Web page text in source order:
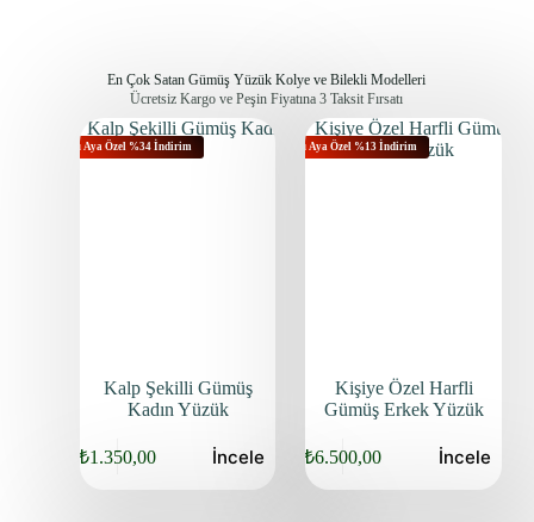
En Çok Satan Gümüş Yüzük Kolye ve Bilekli Modelleri
Ücretsiz Kargo ve Peşin Fiyatına 3 Taksit Fırsatı
Bu Aya Özel %34 İndirim
Kalp Şekilli Gümüş
Kadın Yüzük
₺1.350,00 İncele
Bu Aya Özel %13 İndirim
Kişiye Özel Harfli
Gümüş Erkek Yüzük
₺6.500,00 İncele